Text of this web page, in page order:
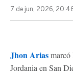
7 de jun, 2026, 20:46
Jhon Ariasmarcó
Jordania en San